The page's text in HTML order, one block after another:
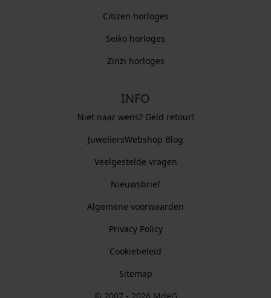
Citizen horloges
Seiko horloges
Zinzi horloges
INFO
Niet naar wens? Geld retour!
JuweliersWebshop Blog
Veelgestelde vragen
Nieuwsbrief
Algemene voorwaarden
Privacy Policy
Cookiebeleid
Sitemap